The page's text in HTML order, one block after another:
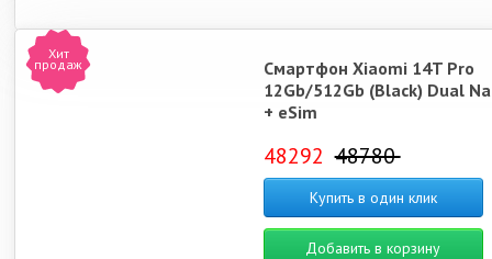
Хит
продаж
Смартфон Xiaomi 14T Pro
12Gb/512Gb (Black) Dual
+ eSim
48292 48780
Купить в один клик
Добавить в корзину